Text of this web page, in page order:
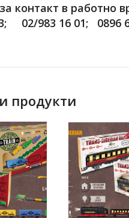
контакт в работно
02/983 16 01; 0896
продукти